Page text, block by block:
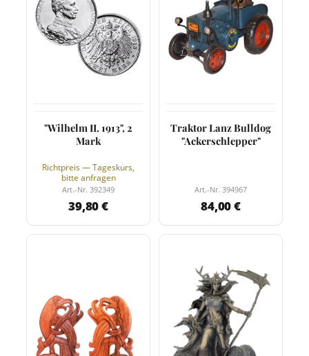
"Wilhelm II. 1913", 2
Mark
Art.-Nr. 392349
39,80 €
Richtpreis — Tageskurs,
bitte anfragen
Traktor Lanz Bulldog
"Ackerschlepper"
Art.-Nr. 394967
84,00 €